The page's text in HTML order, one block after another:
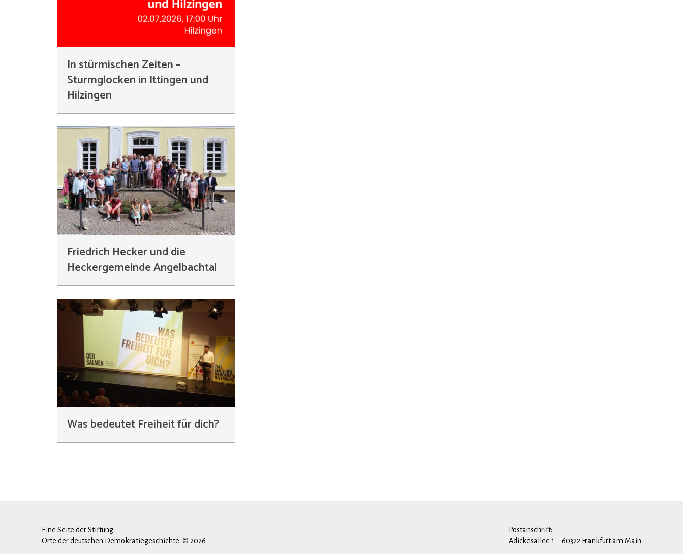
In stürmischen Zeiten –
Sturmglocken in Ittingen und
Hilzingen
Friedrich Hecker und die
Heckergemeinde Angelbachtal
Was bedeutet Freiheit für dich?
Eine Seite der Stiftung
Orte der deutschen Demokratiegeschichte. © 2026
Postanschrift:
Adickesallee 1 – 60322 Frankfurt am Main